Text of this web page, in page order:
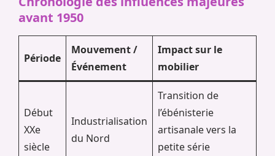
avant 1950
Période
Mouvement /
Événement
Impact sur le
mobilier
Début
XXe
siècle
Industrialisation
du Nord
Transition de
l’ébénisterie
artisanale vers la
petite série